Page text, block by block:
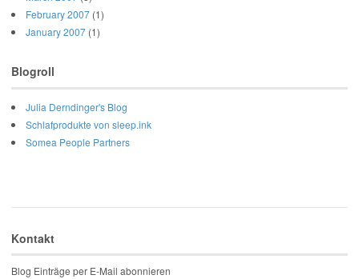
February 2007 (1)
January 2007 (1)
Blogroll
Julia Derndinger's Blog
Schlafprodukte von sleep.ink
Somea People Partners
Kontakt
Blog Einträge per E-Mail abonnieren